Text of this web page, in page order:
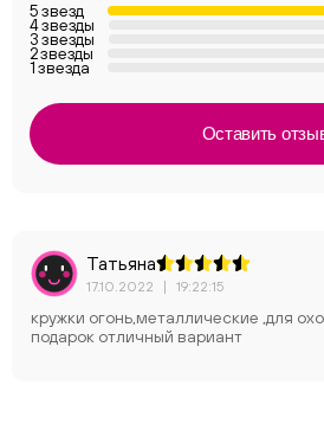
5 звезд
4 звезды
3 звезды
2 звезды
1 звезда
Оставить
Татьяна
17.10.2022 | 19:22:15
кружки огонь,металлические ,для
подарок отличный вариант